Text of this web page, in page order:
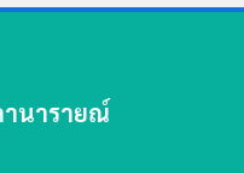
นารายณ์